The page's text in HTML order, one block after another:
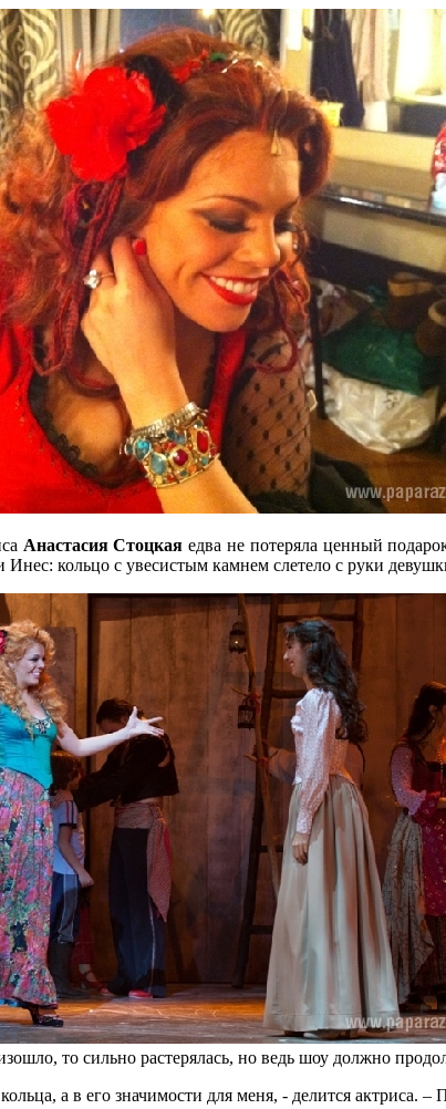
Анастасия Стоцкая едва не потеряла ценный
Инес: кольцо с увесистым камнем слетело с руки
то сильно растерялась, но ведь шоу должно
а в его значимости для меня, - делится актриса. –